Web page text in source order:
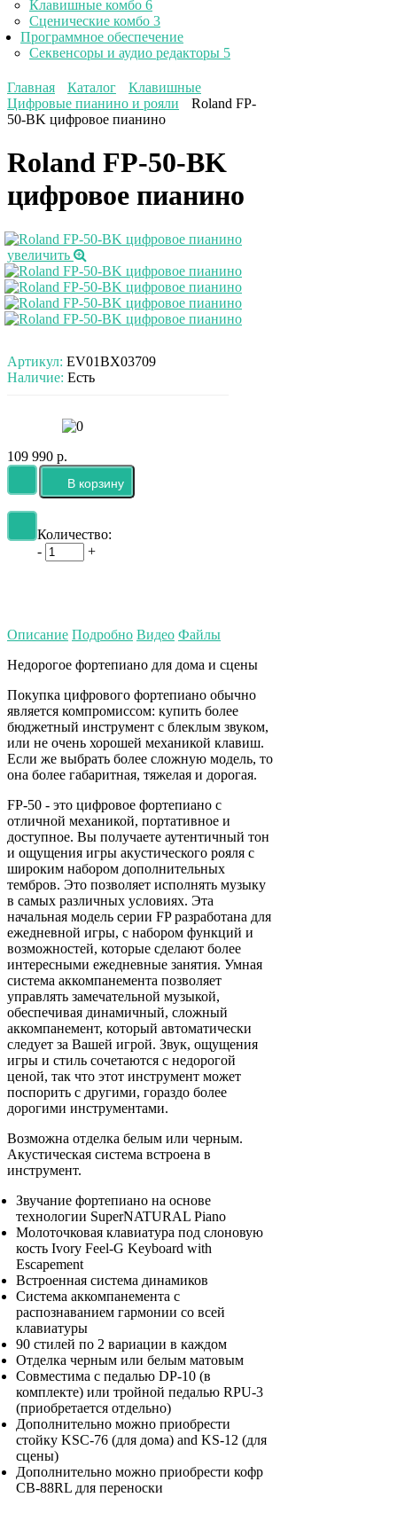
Клавишные комбо 6
Сценические комбо 3
Программное обеспечение
Секвенсоры и аудио редакторы 5
Главная Каталог
Клавишные
Цифровые пианино и рояли
Roland FP-
50-BK цифровое пианино
Roland FP-50-BK
цифровое пианино
увеличить
Артикул: EV01BX03709
Наличие: Есть
109 990 р.
Количество:
-
+
Описание Подробно Видео Файлы
Недорогое фортепиано для дома и сцены
Покупка цифрового фортепиано обычно
является компромиссом: купить более
бюджетный инструмент с блеклым звуком,
или не очень хорошей механикой клавиш.
Если же выбрать более сложную модель, то
она более габаритная, тяжелая и дорогая.
FP-50 - это цифровое фортепиано с
отличной механикой, портативное и
доступное. Вы получаете аутентичный тон
и ощущения игры акустического рояля с
широким набором дополнительных
тембров. Это позволяет исполнять музыку
в самых различных условиях. Эта
начальная модель серии FP разработана для
ежедневной игры, с набором функций и
возможностей, которые сделают более
интересными ежедневные занятия. Умная
система аккомпанемента позволяет
управлять замечательной музыкой,
обеспечивая динамичный, сложный
аккомпанемент, который автоматически
следует за Вашей игрой. Звук, ощущения
игры и стиль сочетаются с недорогой
ценой, так что этот инструмент может
поспорить с другими, гораздо более
дорогими инструментами.
Возможна отделка белым или черным.
Акустическая система встроена в
инструмент.
Звучание фортепиано на основе
технологии SuperNATURAL Piano
Молоточковая клавиатура под слоновую
кость Ivory Feel-G Keyboard with
Escapement
Встроенная система динамиков
Система аккомпанемента с
распознаванием гармонии со всей
клавиатуры
90 стилей по 2 вариации в каждом
Отделка черным или белым матовым
Совместима с педалью DP-10 (в
комплекте) или тройной педалью RPU-3
(приобретается отдельно)
Дополнительно можно приобрести
стойку KSC-76 (для дома) and KS-12 (для
сцены)
Дополнительно можно приобрести кофр
CB-88RL для переноски